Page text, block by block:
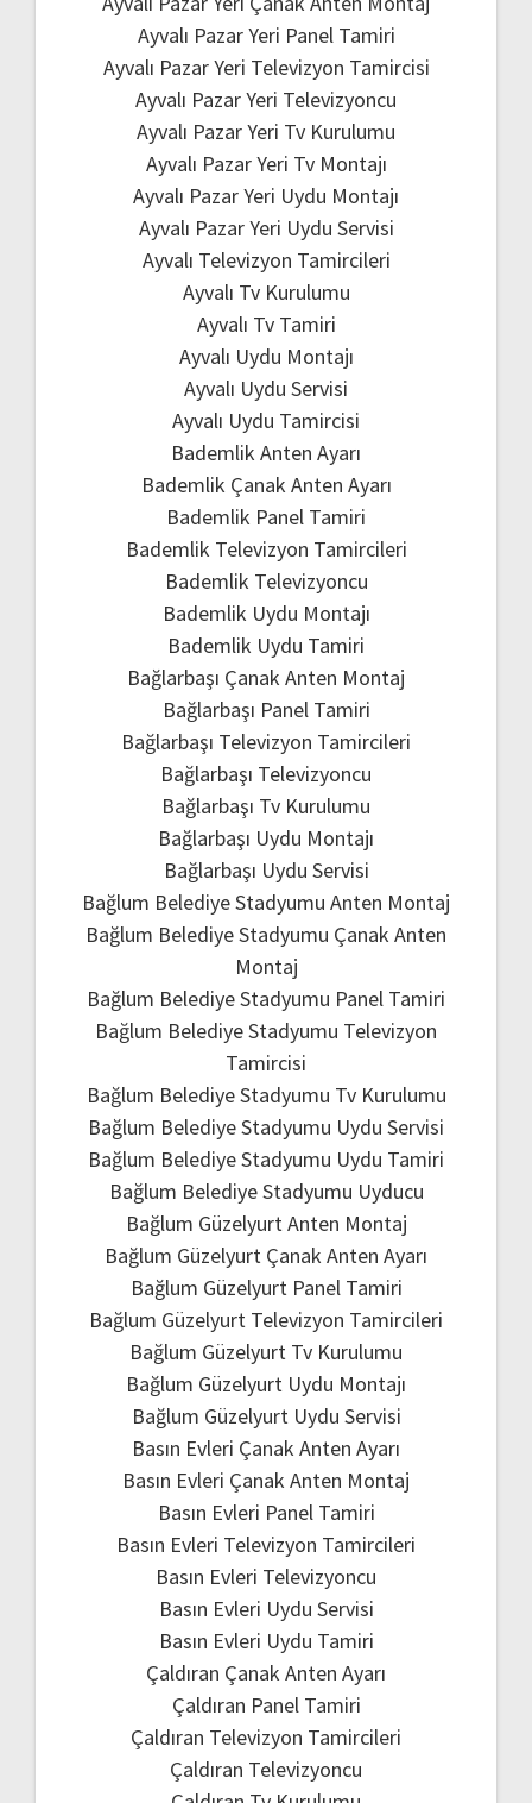
Ayvalı Pazar Yeri Panel Tamiri
Ayvalı Pazar Yeri Televizyon Tamircisi
Ayvalı Pazar Yeri Televizyoncu
Ayvalı Pazar Yeri Tv Kurulumu
Ayvalı Pazar Yeri Tv Montajı
Ayvalı Pazar Yeri Uydu Montajı
Ayvalı Pazar Yeri Uydu Servisi
Ayvalı Televizyon Tamircileri
Ayvalı Tv Kurulumu
Ayvalı Tv Tamiri
Ayvalı Uydu Montajı
Ayvalı Uydu Servisi
Ayvalı Uydu Tamircisi
Bademlik Anten Ayarı
Bademlik Çanak Anten Ayarı
Bademlik Panel Tamiri
Bademlik Televizyon Tamircileri
Bademlik Televizyoncu
Bademlik Uydu Montajı
Bademlik Uydu Tamiri
Bağlarbaşı Çanak Anten Montaj
Bağlarbaşı Panel Tamiri
Bağlarbaşı Televizyon Tamircileri
Bağlarbaşı Televizyoncu
Bağlarbaşı Tv Kurulumu
Bağlarbaşı Uydu Montajı
Bağlarbaşı Uydu Servisi
Bağlum Belediye Stadyumu Anten Montaj
Bağlum Belediye Stadyumu Çanak Anten
Montaj
Bağlum Belediye Stadyumu Panel Tamiri
Bağlum Belediye Stadyumu Televizyon
Tamircisi
Bağlum Belediye Stadyumu Tv Kurulumu
Bağlum Belediye Stadyumu Uydu Servisi
Bağlum Belediye Stadyumu Uydu Tamiri
Bağlum Belediye Stadyumu Uyducu
Bağlum Güzelyurt Anten Montaj
Bağlum Güzelyurt Çanak Anten Ayarı
Bağlum Güzelyurt Panel Tamiri
Bağlum Güzelyurt Televizyon Tamircileri
Bağlum Güzelyurt Tv Kurulumu
Bağlum Güzelyurt Uydu Montajı
Bağlum Güzelyurt Uydu Servisi
Basın Evleri Çanak Anten Ayarı
Basın Evleri Çanak Anten Montaj
Basın Evleri Panel Tamiri
Basın Evleri Televizyon Tamircileri
Basın Evleri Televizyoncu
Basın Evleri Uydu Servisi
Basın Evleri Uydu Tamiri
Çaldıran Çanak Anten Ayarı
Çaldıran Panel Tamiri
Çaldıran Televizyon Tamircileri
Çaldıran Televizyoncu